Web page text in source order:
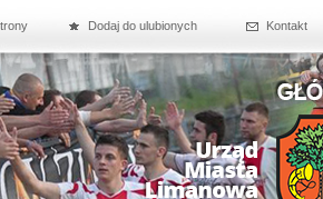
Dodaj do ulubionych Kontakt